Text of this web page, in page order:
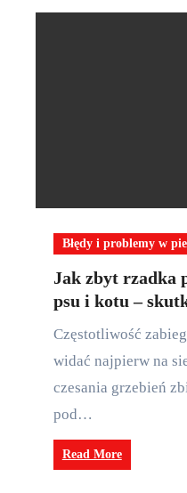
Błędy i problemy w
Jak zbyt rzadka
psu i kotu –
Częstotliwość zabiegów pielęgnacyjnych
widać najpierw na
czesania grzebień
pod…
Read More